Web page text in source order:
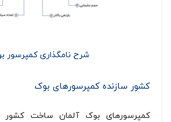
شرح نامگذاری کمپرسور
کشور سازنده کمپرسورهای بوک
کمپرسورهای بوک آلمان ساخت کشور